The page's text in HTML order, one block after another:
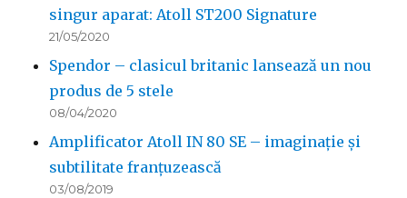
singur aparat: Atoll ST200 Signature
21/05/2020
Spendor – clasicul britanic lansează un nou
produs de 5 stele
08/04/2020
Amplificator Atoll IN 80 SE – imaginație și
subtilitate franțuzească
03/08/2019